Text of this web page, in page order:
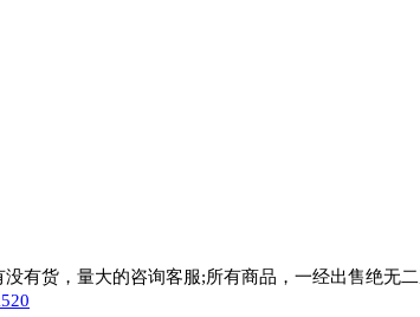
有货，量大的咨询客服;所有商品，一经出售绝无